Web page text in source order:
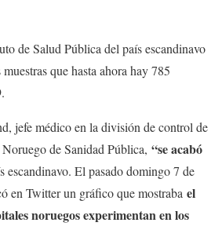
de Salud Pública del país escandinavo
que hasta ahora hay 785
jefe médico en la división de control de
de Sanidad Pública, “se acabó
escandinavo. El pasado domingo 7 de
en Twitter un gráfico que mostraba el
noruegos experimentan en los